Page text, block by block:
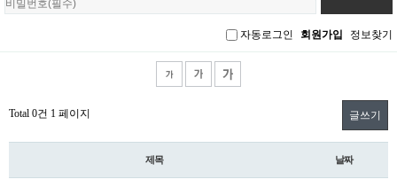
로
자동로그인 회원가입 정보찾기
Total 0건 1 페이지 글쓰기
제목 날짜